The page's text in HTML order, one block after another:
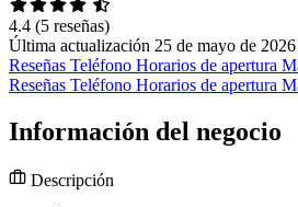
4.4 (5 reseñas)
Última actualización 25 de mayo de 2026
Reseñas Teléfono Horarios de apertura
Reseñas Teléfono Horarios de apertura
Información del negocio
Descripción